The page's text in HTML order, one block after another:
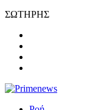
ΣΩΤΗΡΗΣ